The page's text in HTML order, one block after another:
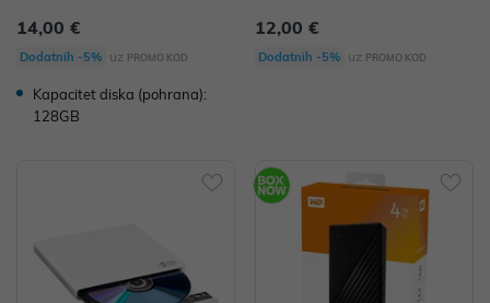
14,00 €
Dodatnih -5% uz PROMO KOD
Kapacitet diska (pohrana):
128GB
12,00 €
Dodatnih -5% uz PROMO KOD